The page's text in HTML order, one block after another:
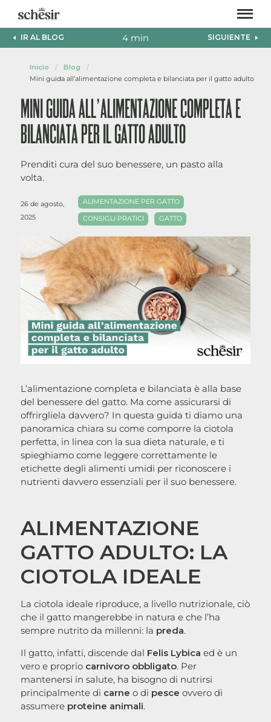
directamente
contenido
IR AL BLOG 4 min SIGUIENTE
Inicio / Blog
/
Mini guida all’alimentazione completa e bilanciata per il gatto adulto
MINI GUIDA ALL’ALIMENTAZIONE COMPLETA E
BILANCIATA PER IL GATTO ADULTO
Prenditi cura del suo benessere, un pasto alla
volta.
26 de agosto,
2025
ALIMENTAZIONE PER GATTO
CONSIGLI PRATICI GATTO
L’alimentazione completa e bilanciata è alla base
del benessere del gatto. Ma come assicurarsi di
offrirgliela davvero? In questa guida ti diamo una
panoramica chiara su come comporre la ciotola
perfetta, in linea con la sua dieta naturale, e ti
spieghiamo come leggere correttamente le
etichette degli alimenti umidi per riconoscere i
nutrienti davvero essenziali per il suo benessere.
ALIMENTAZIONE
GATTO ADULTO: LA
CIOTOLA IDEALE
La ciotola ideale riproduce, a livello nutrizionale, ciò
che il gatto mangerebbe in natura e che l’ha
sempre nutrito da millenni: la preda.
Il gatto, infatti, discende dal Felis Lybica ed è un
vero e proprio carnivoro obbligato. Per
mantenersi in salute, ha bisogno di nutrirsi
principalmente di carne o di pesce ovvero di
assumere proteine animali.